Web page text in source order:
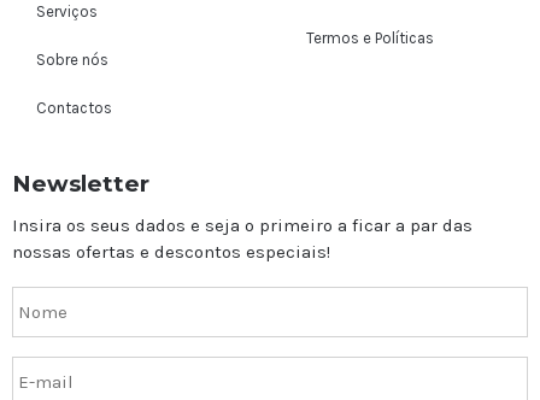
Serviços
Sobre nós
Contactos
Termos e Políticas
Newsletter
Insira os seus dados e seja o primeiro a ficar a par das
nossas ofertas e descontos especiais!